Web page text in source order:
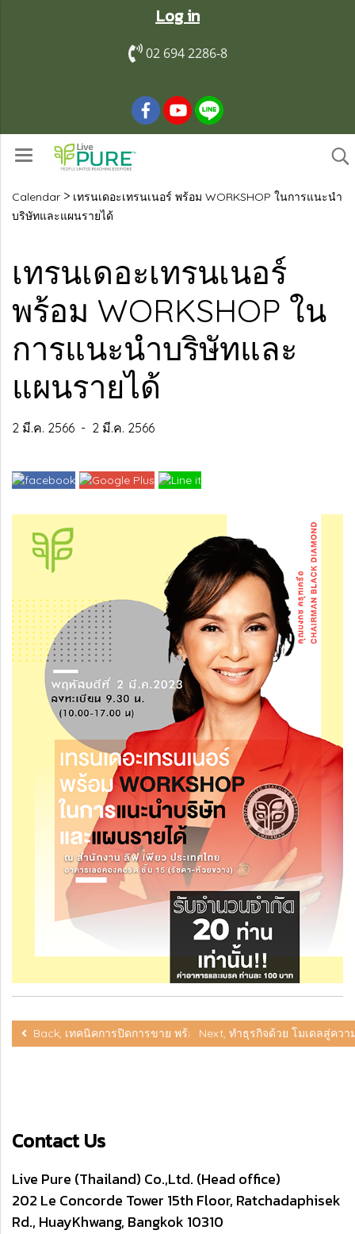
Log in
02 694 2286-8
Calendar > เทรนเดอะเทรนเนอร์ พร้อม WORKSHOP ในการแนะนำ
บริษัทและแผนรายได้
เทรนเดอะเทรนเนอร์
พร้อม WORKSHOP ใน
การแนะนำบริษัทและ
แผนรายได้
2 มี.ค. 2566 - 2 มี.ค. 2566
Back, เทคนิคการปิดการขาย พร้อม WORKSHOPNext, ทำธุรกิจด้วย โมเดลสู่คว
Contact Us
Live Pure (Thailand) Co.,Ltd. (Head office)
202 Le Concorde Tower 15th Floor, Ratchadaphisek
Rd., HuayKhwang, Bangkok 10310